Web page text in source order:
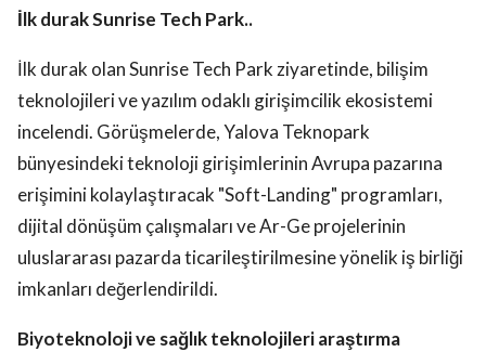
İlk durak Sunrise Tech Park..
İlk durak olan Sunrise Tech Park ziyaretinde, bilişim
teknolojileri ve yazılım odaklı girişimcilik ekosistemi
incelendi. Görüşmelerde, Yalova Teknopark
bünyesindeki teknoloji girişimlerinin Avrupa pazarına
erişimini kolaylaştıracak "Soft-Landing" programları,
dijital dönüşüm çalışmaları ve Ar-Ge projelerinin
uluslararası pazarda ticarileştirilmesine yönelik iş birliği
imkanları değerlendirildi.
Biyoteknoloji ve sağlık teknolojileri araştırma